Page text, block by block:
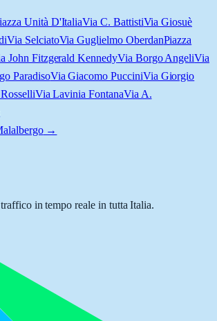
Unità D'ItaliaVia C. BattistiVia Giosuè
Via SelciatoVia Guglielmo OberdanPiazza
John Fitzgerald KennedyVia Borgo AngeliVia
ParadisoVia Giacomo PucciniVia Giorgio
Via Lavinia FontanaVia A.
→
in tempo reale in tutta Italia.